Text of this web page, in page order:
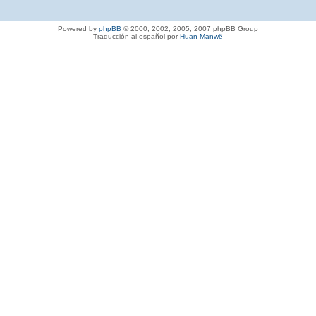
Powered by phpBB © 2000, 2002, 2005, 2007 phpBB Group
Traducción al español porHuan Manwë